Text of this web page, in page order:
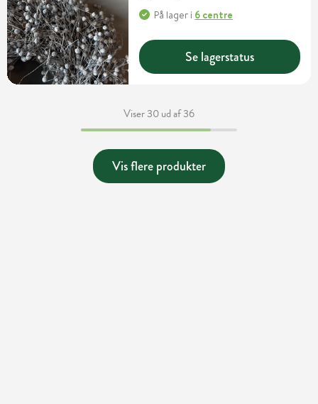
På lager i 6 centre
Se lagerstatus
Viser 30 ud af 36
Vis flere produkter